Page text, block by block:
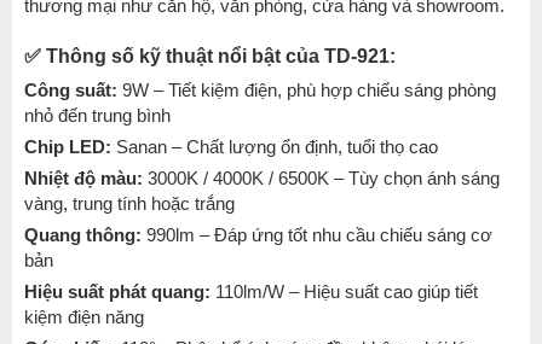
thương mại như căn hộ, văn phòng, cửa hàng và showroom.
✅ Thông số kỹ thuật nổi bật của TD-921:
Công suất: 9W – Tiết kiệm điện, phù hợp chiếu sáng phòng
nhỏ đến trung bình
Chip LED: Sanan – Chất lượng ổn định, tuổi thọ cao
Nhiệt độ màu: 3000K / 4000K / 6500K – Tùy chọn ánh sáng
vàng, trung tính hoặc trắng
Quang thông: 990lm – Đáp ứng tốt nhu cầu chiếu sáng cơ
bản
Hiệu suất phát quang: 110lm/W – Hiệu suất cao giúp tiết
kiệm điện năng